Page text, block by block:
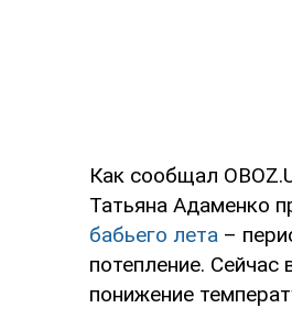
Как сообщал
Татьяна Адаменко
бабьего лета –
потепление.
понижение